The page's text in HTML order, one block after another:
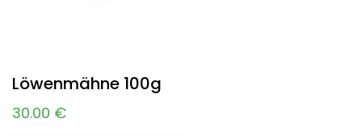
Löwenmähne 100g
30.00 €